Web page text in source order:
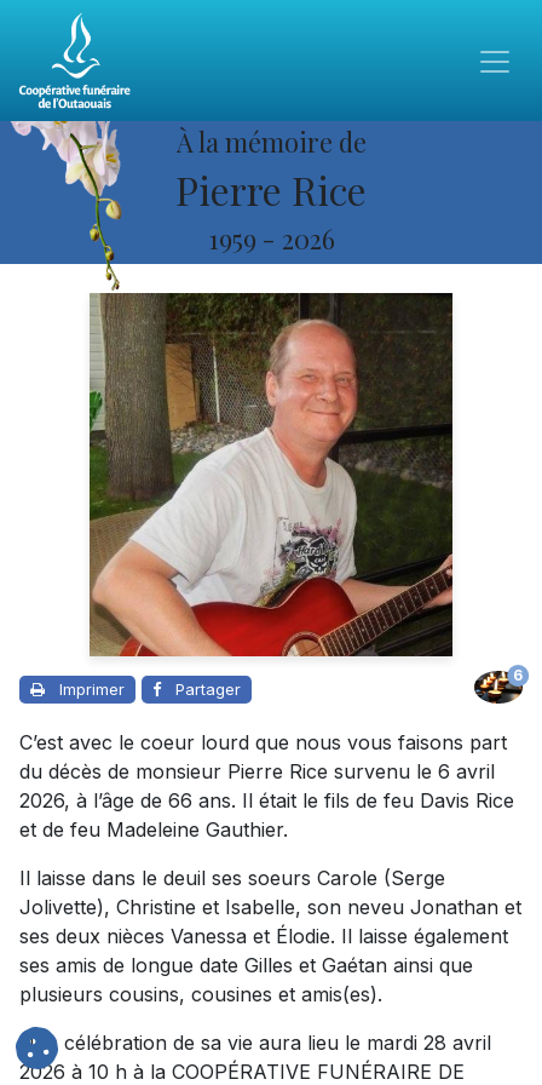
À la mémoire de
Pierre Rice
1959 - 2026
Imprimer Partager
6
C’est avec le coeur lourd que nous vous faisons part
du décès de monsieur Pierre Rice survenu le 6 avril
2026, à l’âge de 66 ans. Il était le fils de feu Davis Rice
et de feu Madeleine Gauthier.
Il laisse dans le deuil ses soeurs Carole (Serge
Jolivette), Christine et Isabelle, son neveu Jonathan et
ses deux nièces Vanessa et Élodie. Il laisse également
ses amis de longue date Gilles et Gaétan ainsi que
plusieurs cousins, cousines et amis(es).
Une célébration de sa vie aura lieu le mardi 28 avril
2026 à 10 h à la COOPÉRATIVE FUNÉRAIRE DE